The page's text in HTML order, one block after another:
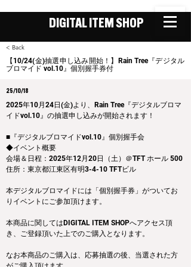
DIGITAL ITEM SHOP
< Back
【10/24(金)抽選申し込み開始！】Rain Tree『デジタル
ブロマイド vol.10』個別握手券付
25/10/18
2025年10月24日(金)より、Rain Tree『デジタルブロマ
イドvol.10』の抽選申し込みが開始されます！
■『デジタルブロマイドvol.10』個別握手会
◆イベント概要
会場＆日程：2025年12月20日（土）＠TFT ホール 500
住所：東京都江東区有明3-4-10 TFTビル
本デジタルブロマイドには「個別握手券」がついてお
りイベントにご参加頂けます。
本商品に関してはDIGITAL ITEM SHOPへアクセス頂
き、ご登録頂いた上でのご購入となります。
なお本商品のご購入は、応募抽選の後、当選された方